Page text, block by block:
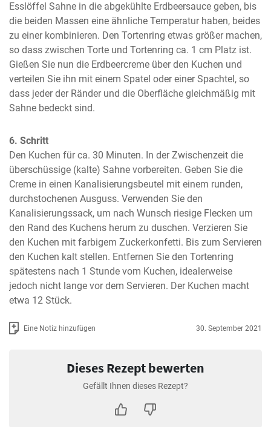
Esslöffel Sahne in die abgekühlte Erdbeersauce geben, bis
die beiden Massen eine ähnliche Temperatur haben, beides
zu einer kombinieren. Den Tortenring etwas größer machen,
so dass zwischen Torte und Tortenring ca. 1 cm Platz ist.
Gießen Sie nun die Erdbeercreme über den Kuchen und
verteilen Sie ihn mit einem Spatel oder einer Spachtel, so
dass jeder der Ränder und die Oberfläche gleichmäßig mit
Sahne bedeckt sind.
6. Schritt
Den Kuchen für ca. 30 Minuten. In der Zwischenzeit die
überschüssige (kalte) Sahne vorbereiten. Geben Sie die
Creme in einen Kanalisierungsbeutel mit einem runden,
durchstochenen Ausguss. Verwenden Sie den
Kanalisierungssack, um nach Wunsch riesige Flecken um
den Rand des Kuchens herum zu duschen. Verzieren Sie
den Kuchen mit farbigem Zuckerkonfetti. Bis zum Servieren
den Kuchen kalt stellen. Entfernen Sie den Tortenring
spätestens nach 1 Stunde vom Kuchen, idealerweise
jedoch nicht lange vor dem Servieren. Der Kuchen macht
etwa 12 Stück.
Eine Notiz hinzufügen 30. September 2021
Dieses Rezept bewerten
Gefällt Ihnen dieses Rezept?